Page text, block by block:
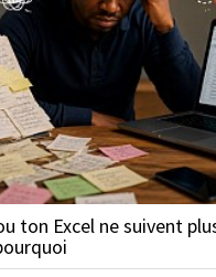
ton Excel ne suivent